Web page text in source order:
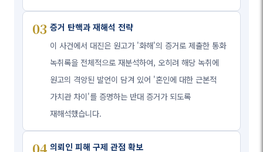
03 증거 탄핵과 재해석 전략
이 사건에서 대진은 원고가 '화해'의 증거로 제출한 통화
녹취록을 전체적으로 재분석하여, 오히려 해당 녹취에
원고의 격앙된 발언이 담겨 있어 '혼인에 대한 근본적
가치관 차이'를 증명하는 반대 증거가 되도록
재해석했습니다.
04 의뢰인 피해 구제 관점 확보